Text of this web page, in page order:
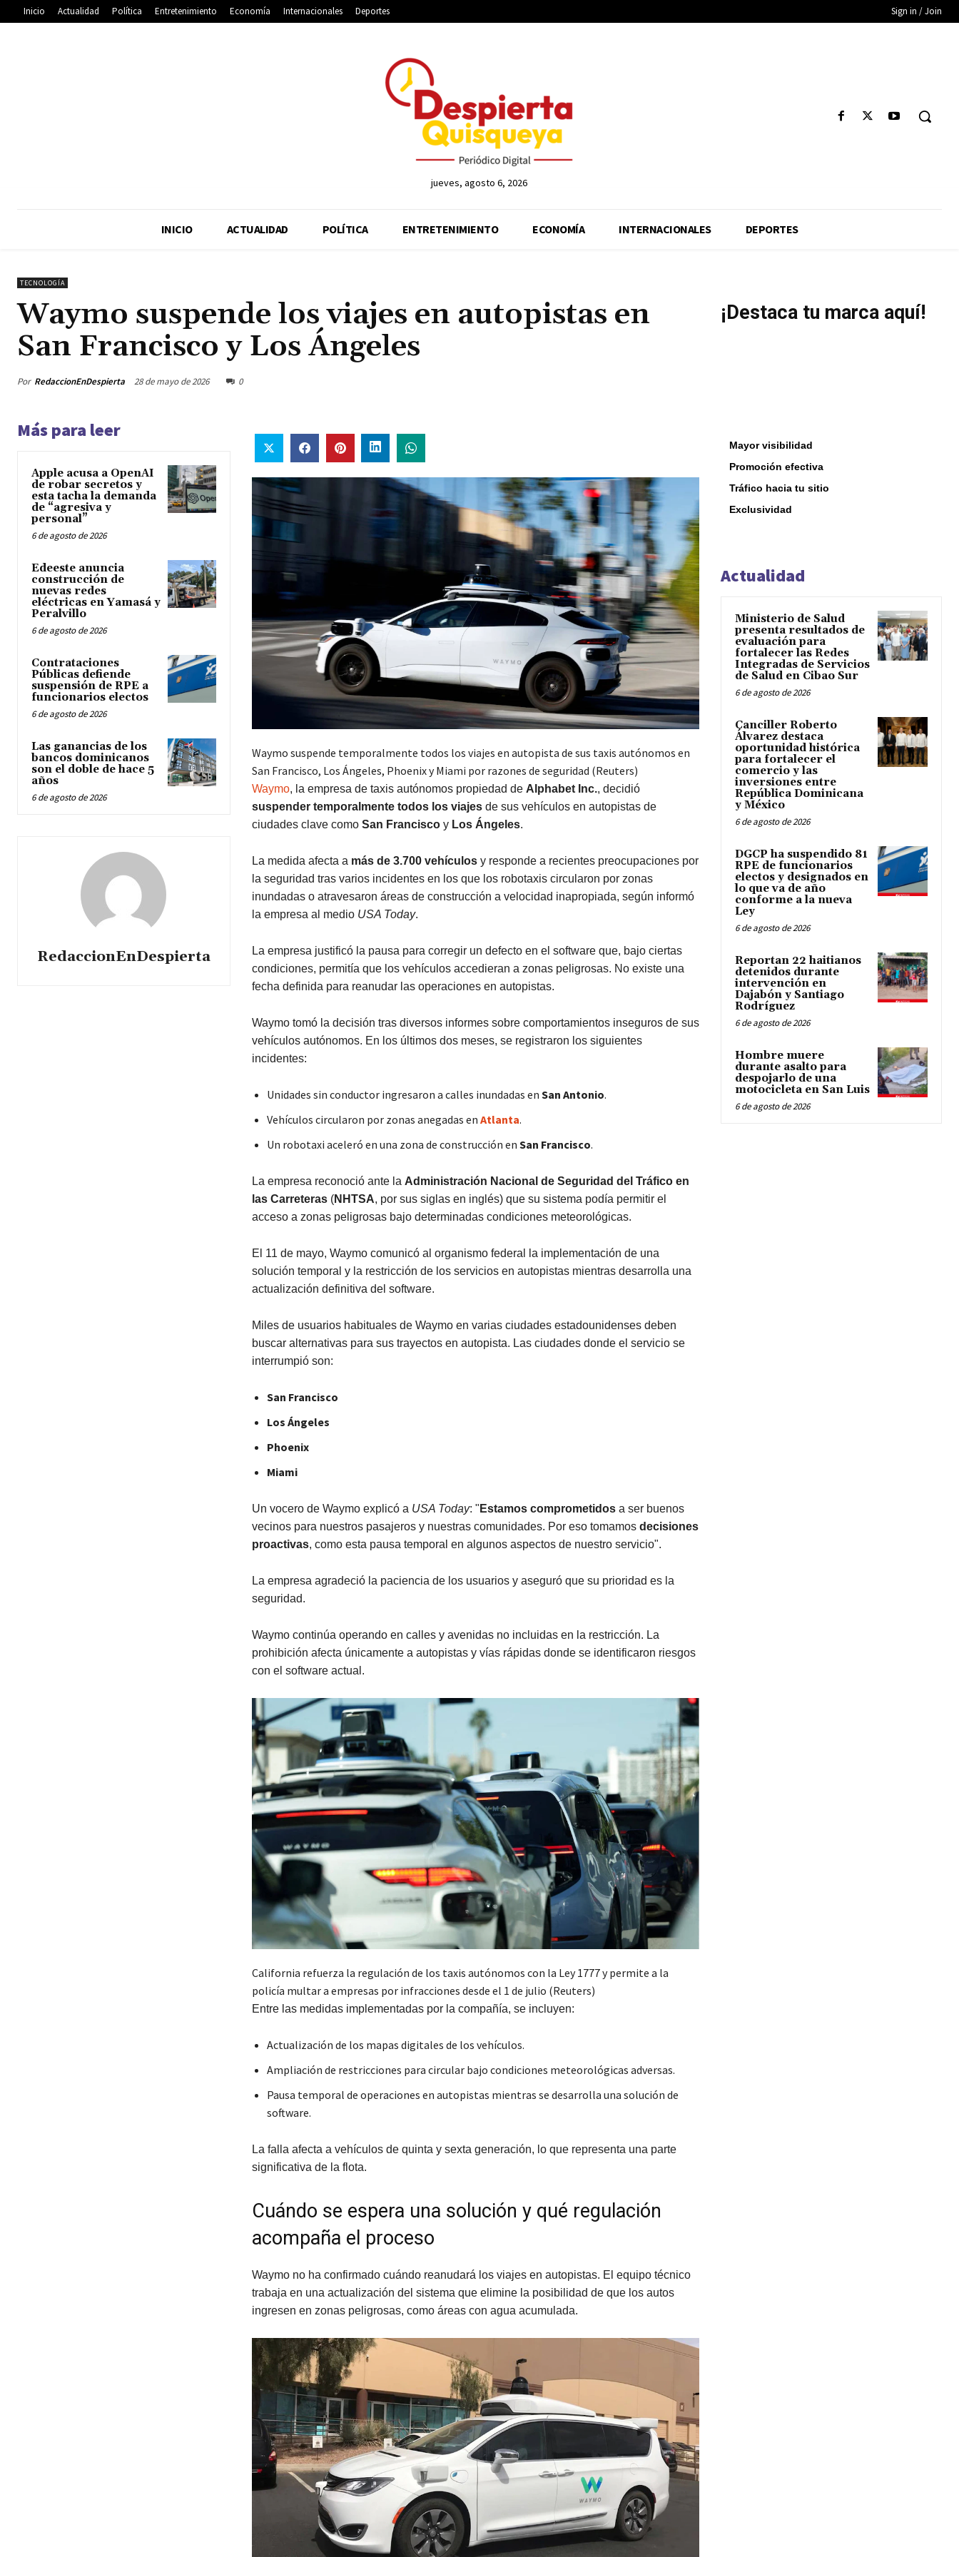
Inicio Actualidad Política Entretenimiento Economía Internacionales Deportes Sign in / Join
jueves, agosto 6, 2026
INICIO ACTUALIDAD POLÍTICA ENTRETENIMIENTO ECONOMÍA INTERNACIONALES DEPORTES
TECNOLOGÍA
Waymo suspende los viajes en autopistas en
San Francisco y Los Ángeles
Por RedaccionEnDespierta 28 de mayo de 2026 0
Más para leer
Apple acusa a OpenAI
de robar secretos y
esta tacha la demanda
de “agresiva y
personal”
6 de agosto de 2026
Edeeste anuncia
construcción de
nuevas redes
eléctricas en Yamasá y
Peralvillo
6 de agosto de 2026
Contrataciones
Públicas defiende
suspensión de RPE a
funcionarios electos
6 de agosto de 2026
Las ganancias de los
bancos dominicanos
son el doble de hace 5
años
6 de agosto de 2026
RedaccionEnDespierta
Waymo suspende temporalmente todos los viajes en autopista de sus taxis autónomos en
San Francisco, Los Ángeles, Phoenix y Miami por razones de seguridad (Reuters)
Waymo, la empresa de taxis autónomos propiedad de Alphabet Inc., decidió
suspender temporalmente todos los viajesde sus vehículos en autopistas de
ciudades clave como San Franciscoy Los Ángeles.
La medida afecta a más de 3.700 vehículosy responde a recientes preocupaciones por
la seguridad tras varios incidentes en los que los robotaxis circularon por zonas
inundadas o atravesaron áreas de construcción a velocidad inapropiada, según informó
la empresa al medio USA Today.
La empresa justificó la pausa para corregir un defecto en el software que, bajo ciertas
condiciones, permitía que los vehículos accedieran a zonas peligrosas. No existe una
fecha definida para reanudar las operaciones en autopistas.
Waymo tomó la decisión tras diversos informes sobre comportamientos inseguros de sus
vehículos autónomos. En los últimos dos meses, se registraron los siguientes
incidentes:
Unidades sin conductor ingresaron a calles inundadas en San Antonio.
Vehículos circularon por zonas anegadas en Atlanta.
Un robotaxi aceleró en una zona de construcción en San Francisco.
La empresa reconoció ante la Administración Nacional de Seguridad del Tráfico en
las Carreteras (NHTSA, por sus siglas en inglés) que su sistema podía permitir el
acceso a zonas peligrosas bajo determinadas condiciones meteorológicas.
El 11 de mayo, Waymo comunicó al organismo federal la implementación de una
solución temporal y la restricción de los servicios en autopistas mientras desarrolla una
actualización definitiva del software.
Miles de usuarios habituales de Waymo en varias ciudades estadounidenses deben
buscar alternativas para sus trayectos en autopista. Las ciudades donde el servicio se
interrumpió son:
San Francisco
Los Ángeles
Phoenix
Miami
Un vocero de Waymo explicó a USA Today: " Estamos comprometidosa ser buenos
vecinos para nuestros pasajeros y nuestras comunidades. Por eso tomamos decisiones
proactivas, como esta pausa temporal en algunos aspectos de nuestro servicio".
La empresa agradeció la paciencia de los usuarios y aseguró que su prioridad es la
seguridad.
Waymo continúa operando en calles y avenidas no incluidas en la restricción. La
prohibición afecta únicamente a autopistas y vías rápidas donde se identificaron riesgos
con el software actual.
California refuerza la regulación de los taxis autónomos con la Ley 1777 y permite a la
policía multar a empresas por infracciones desde el 1 de julio (Reuters)
Entre las medidas implementadas por la compañía, se incluyen:
Actualización de los mapas digitales de los vehículos.
Ampliación de restricciones para circular bajo condiciones meteorológicas adversas.
Pausa temporal de operaciones en autopistas mientras se desarrolla una solución de
software.
La falla afecta a vehículos de quinta y sexta generación, lo que representa una parte
significativa de la flota.
Cuándo se espera una solución y qué regulación
acompaña el proceso
Waymo no ha confirmado cuándo reanudará los viajes en autopistas. El equipo técnico
trabaja en una actualización del sistema que elimine la posibilidad de que los autos
ingresen en zonas peligrosas, como áreas con agua acumulada.
¡Destaca tu marca aquí!
Mayor visibilidad
Promoción efectiva
Tráfico hacia tu sitio
Exclusividad
Actualidad
Ministerio de Salud
presenta resultados de
evaluación para
fortalecer las Redes
Integradas de Servicios
de Salud en Cibao Sur
6 de agosto de 2026
Canciller Roberto
Álvarez destaca
oportunidad histórica
para fortalecer el
comercio y las
inversiones entre
República Dominicana
y México
6 de agosto de 2026
DGCP ha suspendido 81
RPE de funcionarios
electos y designados en
lo que va de año
conforme a la nueva
Ley
6 de agosto de 2026
Reportan 22 haitianos
detenidos durante
intervención en
Dajabón y Santiago
Rodríguez
6 de agosto de 2026
Hombre muere
durante asalto para
despojarlo de una
motocicleta en San Luis
6 de agosto de 2026